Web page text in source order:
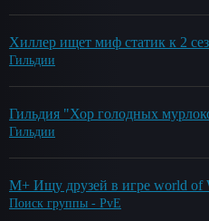
Хиллер ищет миф статик к 2
Гильдии
Гильдия "Хор голодных
Гильдии
М+ Ищу друзей в игре world of
Поиск группы - PvE